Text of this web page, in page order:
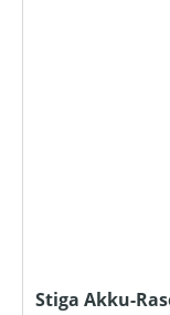
Stiga Akku-